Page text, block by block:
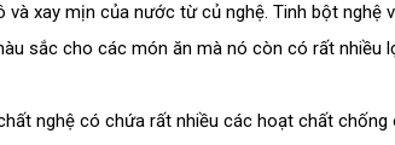
và xay mịn của nước từ củ nghệ. Tinh bột nghệ
sắc cho các món ăn mà nó còn có rất nhiều
nghệ có chứa rất nhiều các hoạt chất chống